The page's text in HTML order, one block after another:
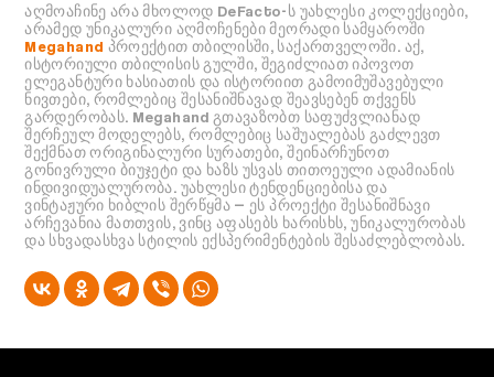
აღმოაჩინე არა მხოლოდ DeFacto-ს უახლესი კოლექციები,
არამედ უნიკალური აღმოჩენები მეორადი სამყაროში
Megahand პროექტით თბილისში, საქართველოში. აქ,
ისტორიული თბილისის გულში, შეგიძლიათ იპოვოთ
ელეგანტური ხასიათის და ისტორიით გამოიმუშავებული
ნივთები, რომლებიც შესანიშნავად შეავსებენ თქვენს
გარდერობას. Megahand გთავაზობთ საფუძვლიანად
შერჩეულ მოდელებს, რომლებიც საშუალებას გაძლევთ
შექმნათ ორიგინალური სურათები, შეინარჩუნოთ
გონივრული ბიუჯეტი და ხაზს უსვას თითოეული ადამიანის
ინდივიდუალურობა. უახლესი ტენდენციებისა და
ვინტაჟური ხიბლის შერწყმა — ეს პროექტი შესანიშნავი
არჩევანია მათთვის, ვინც აფასებს ხარისხს, უნიკალურობას
და სხვადასხვა სტილის ექსპერიმენტების შესაძლებლობას.